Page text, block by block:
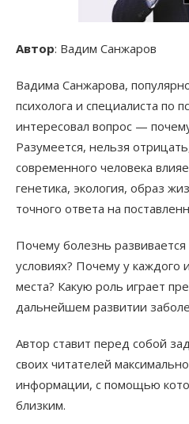
Автор: Вадим Санжаров
Вадима Санжарова,
психолога и специалиста по
интересовал вопрос —
Разумеется, нельзя
современного человека
генетика, экология, образ
точного ответа на
Почему болезнь
условиях? Почему у каждого
места? Какую роль играет
дальнейшем развитии
Автор ставит перед собой
своих читателей
информации, с помощью
близким.